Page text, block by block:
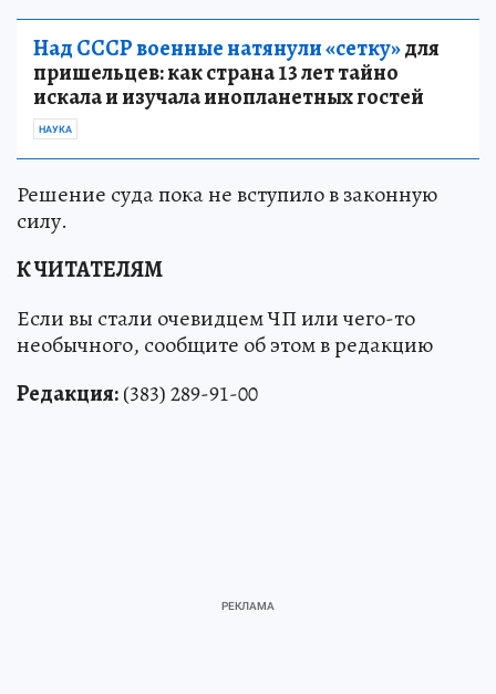
Над СССР военные натянули «сетку»для
пришельцев: как страна 13 лет тайно
искала и изучала инопланетных гостей
НАУКА
Решение суда пока не вступило в законную
силу.
К ЧИТАТЕЛЯМ
Если вы стали очевидцем ЧП или чего-то
необычного, сообщите об этом в редакцию
Редакция:(383) 289-91-00